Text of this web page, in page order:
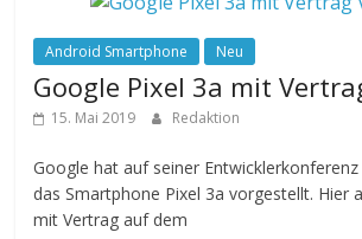
Android Smartphone Neu
Google Pixel 3a mit
15. Mai 2019 Redaktion
Google hat auf seiner
das Smartphone Pixel 3a vorgestellt. Hier
mit Vertrag auf dem